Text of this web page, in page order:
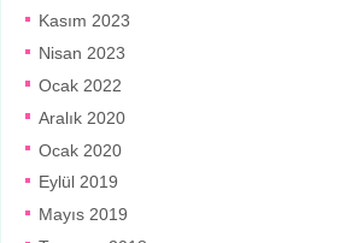
Kasım 2023
Nisan 2023
Ocak 2022
Aralık 2020
Ocak 2020
Eylül 2019
Mayıs 2019